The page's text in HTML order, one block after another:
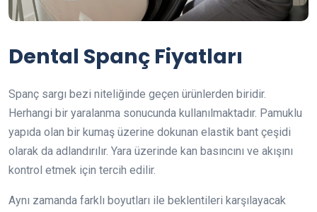
Dental Spanç Fiyatları
Spanç sargı bezi niteliğinde geçen ürünlerden biridir.
Herhangi bir yaralanma sonucunda kullanılmaktadır. Pamuklu
yapıda olan bir kumaş üzerine dokunan elastik bant çeşidi
olarak da adlandırılır. Yara üzerinde kan basıncını ve akışını
kontrol etmek için tercih edilir.
Aynı zamanda farklı boyutları ile beklentileri karşılayacak